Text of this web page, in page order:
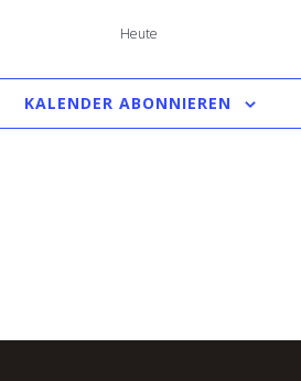
Heute
KALENDER ABONNIEREN